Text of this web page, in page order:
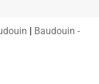
| Baudouin -